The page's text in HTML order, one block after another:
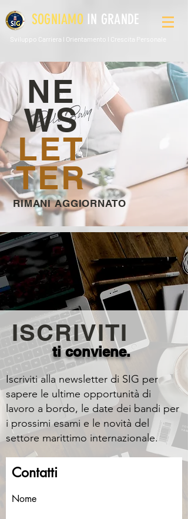
SOGNIAMOIN GRANDE
Sviluppo Carriera l Orientamento l Crescita Personale
NE
WS
LET
TER
RIMANI AGGIORNATO
ISCRIVITI
ti conviene.
Iscriviti alla newsletter di SIG per
sapere le ultime opportunità di
lavoro a bordo, le date dei bandi per
i prossimi esami e le novità del
settore marittimo internazionale.
Contatti
Nome